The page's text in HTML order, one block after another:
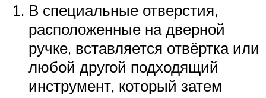
В специальные отверстия,
расположенные на дверной
ручке, вставляется отвёртка или
любой другой подходящий
инструмент, который затем